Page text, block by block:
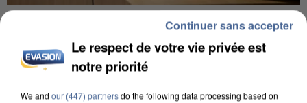
INCENDIES : L’ÎLE-DE-FRANCE LANCE UN ÉLAN
DE SOLIDARITÉ AVEC LES...
Le respect de votre vie privée est
notre priorité
We and our (447) partnersdo the following data processing based on
Continuer sans accepter